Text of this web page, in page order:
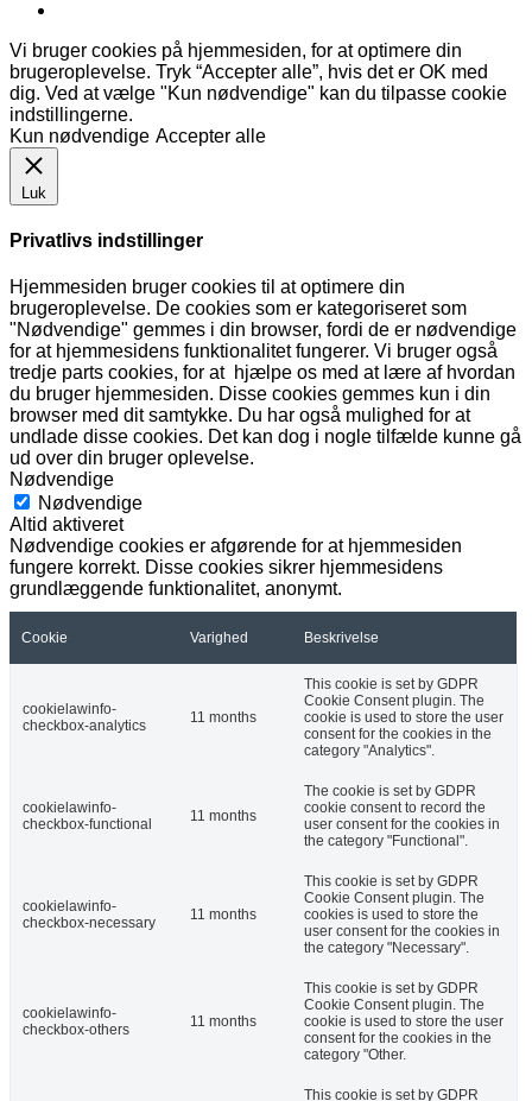
Vi bruger cookies på hjemmesiden, for at optimere din
brugeroplevelse. Tryk “Accepter alle”, hvis det er OK med
dig. Ved at vælge "Kun nødvendige" kan du tilpasse cookie
indstillingerne.
Kun nødvendige Accepter alle
Luk
Privatlivs indstillinger
Hjemmesiden bruger cookies til at optimere din
brugeroplevelse. De cookies som er kategoriseret som
"Nødvendige" gemmes i din browser, fordi de er nødvendige
for at hjemmesidens funktionalitet fungerer. Vi bruger også
tredje parts cookies, for at hjælpe os med at lære af hvordan
du bruger hjemmesiden. Disse cookies gemmes kun i din
browser med dit samtykke. Du har også mulighed for at
undlade disse cookies. Det kan dog i nogle tilfælde kunne gå
ud over din bruger oplevelse.
Nødvendige
Nødvendige
Altid aktiveret
Nødvendige cookies er afgørende for at hjemmesiden
fungere korrekt. Disse cookies sikrer hjemmesidens
grundlæggende funktionalitet, anonymt.
Cookie Varighed Beskrivelse
cookielawinfo-
checkbox-analytics
11 months
This cookie is set by GDPR
Cookie Consent plugin. The
cookie is used to store the user
consent for the cookies in the
category "Analytics".
cookielawinfo-
checkbox-functional
11 months
The cookie is set by GDPR
cookie consent to record the
user consent for the cookies in
the category "Functional".
cookielawinfo-
checkbox-necessary
11 months
This cookie is set by GDPR
Cookie Consent plugin. The
cookies is used to store the
user consent for the cookies in
the category "Necessary".
cookielawinfo-
checkbox-others
11 months
This cookie is set by GDPR
Cookie Consent plugin. The
cookie is used to store the user
consent for the cookies in the
category "Other.
This cookie is set by GDPR